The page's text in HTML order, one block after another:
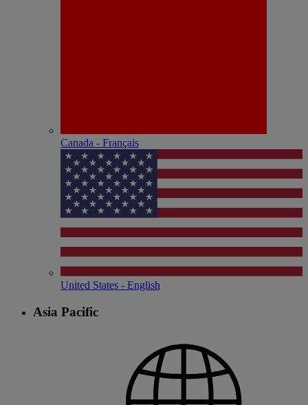
Canada - Français
United States - English
Asia Pacific